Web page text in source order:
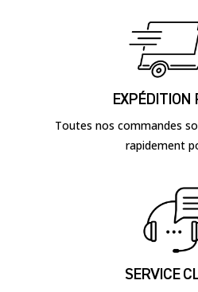
EXPÉDITION
Toutes nos commandes
rapidement
SERVICE